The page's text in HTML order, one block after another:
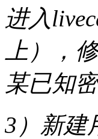
进入
上），
某已知
3）新建